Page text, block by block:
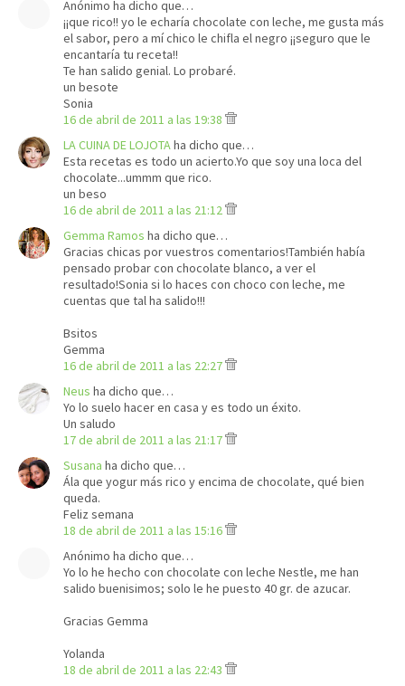
Anónimo ha dicho que…
¡¡que rico!! yo le echaría chocolate con leche, me gusta más
el sabor, pero a mí chico le chifla el negro ¡¡seguro que le
encantaría tu receta!!
Te han salido genial. Lo probaré.
un besote
Sonia
16 de abril de 2011 a las 19:38
LA CUINA DE LOJOTAha dicho que…
Esta recetas es todo un acierto.Yo que soy una loca del
chocolate...ummm que rico.
un beso
16 de abril de 2011 a las 21:12
Gemma Ramos ha dicho que…
Gracias chicas por vuestros comentarios!También había
pensado probar con chocolate blanco, a ver el
resultado!Sonia si lo haces con choco con leche, me
cuentas que tal ha salido!!!
Bsitos
Gemma
16 de abril de 2011 a las 22:27
Neus ha dicho que…
Yo lo suelo hacer en casa y es todo un éxito.
Un saludo
17 de abril de 2011 a las 21:17
Susana ha dicho que…
Ála que yogur más rico y encima de chocolate, qué bien
queda.
Feliz semana
18 de abril de 2011 a las 15:16
Anónimo ha dicho que…
Yo lo he hecho con chocolate con leche Nestle, me han
salido buenisimos; solo le he puesto 40 gr. de azucar.
Gracias Gemma
Yolanda
18 de abril de 2011 a las 22:43